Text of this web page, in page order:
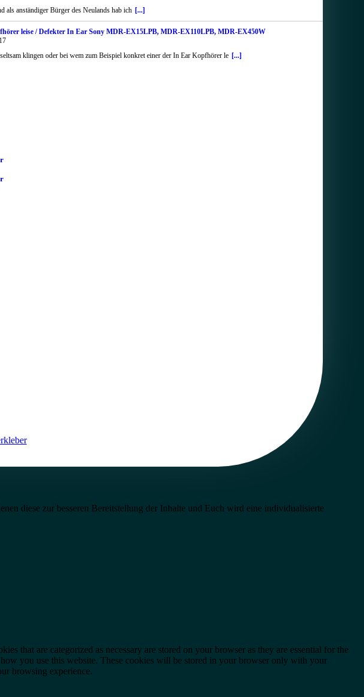
als anständiger Bürger des Neulands hab ich [...]
leise / Defekter In Ear Sony MDR-EX15LPB, MDR-EX110LPB, MDR-EX450W
klingen oder bei wem zum Beispiel konkret einer der In Ear Kopfhörer le [...]
diese zur besseren Bereitstellung der Inhalte und Euch wird eine individualisierte
that are categorized as necessary are stored on your browser as they are essential for the
you use this website. These cookies will be stored in your browser only with your
browsing experience.